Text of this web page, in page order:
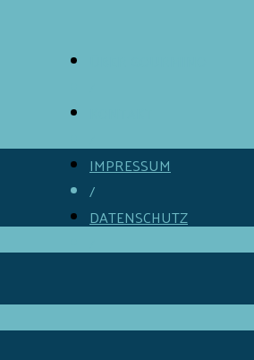
IMPRESSUM
/
DATENSCHUTZ